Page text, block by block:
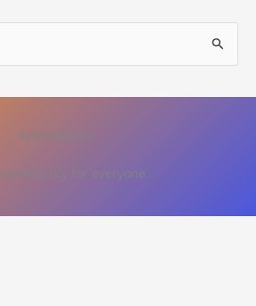
Kodangkhao
for everyone.